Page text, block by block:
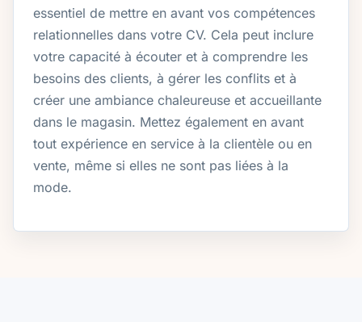
essentiel de mettre en avant vos compétences
relationnelles dans votre CV. Cela peut inclure
votre capacité à écouter et à comprendre les
besoins des clients, à gérer les conflits et à
créer une ambiance chaleureuse et accueillante
dans le magasin. Mettez également en avant
tout expérience en service à la clientèle ou en
vente, même si elles ne sont pas liées à la
mode.